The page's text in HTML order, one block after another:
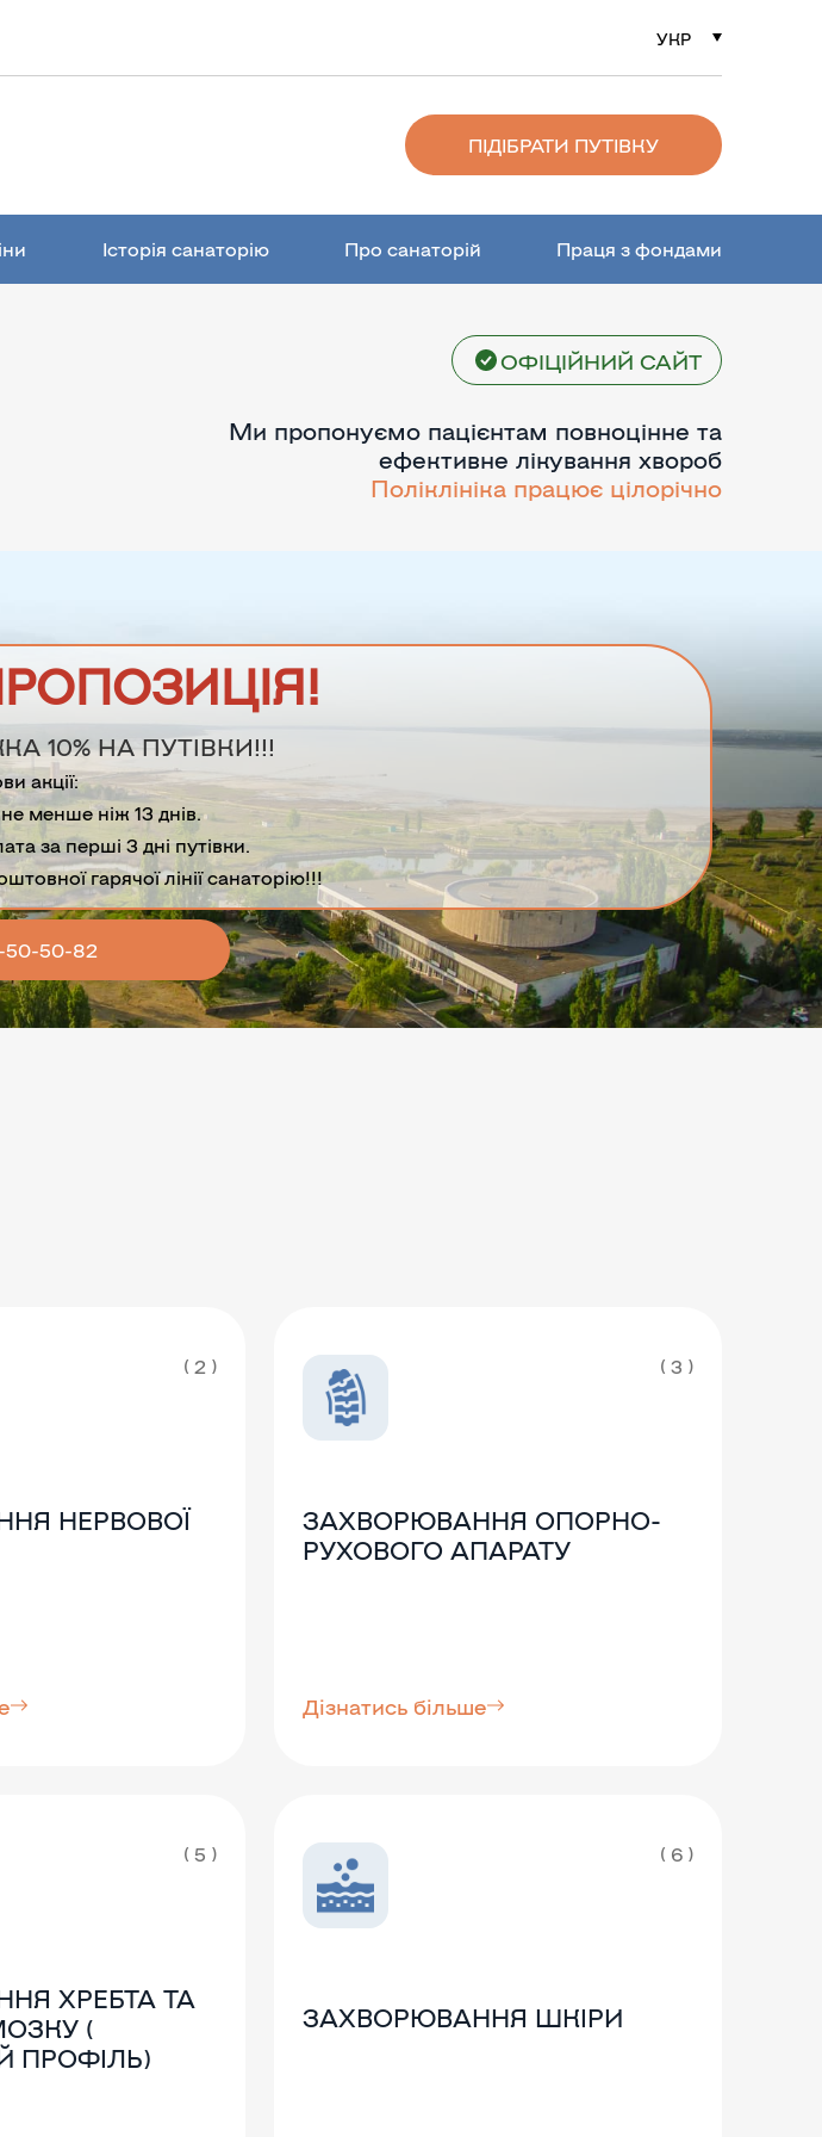
РУС
УКР
ENG
ПІДІБРАТИ ПУТІВКУ
Історія санаторію Про санаторій Праця з фондами
ОФІЦІЙНИЙ САЙТ
Ми пропонуємо пацієнтам повноцінне та
ефективне лікування хвороб
Поліклініка працює цілорічно
10% НА ПУТІВКИ!!!
акції:
не менше ніж 13 днів.
за перші 3 дні путівки.
гарячої лінії санаторію!!!
50-82
( 2 )
НЕРВОВОЇ
( 3 )
ЗАХВОРЮВАННЯ ОПОРНО-
РУХОВОГО АПАРАТУ
Дізнатись більше
( 5 )
ХРЕБТА ТА
(
ПРОФІЛЬ)
( 6 )
ЗАХВОРЮВАННЯ ШКІРИ